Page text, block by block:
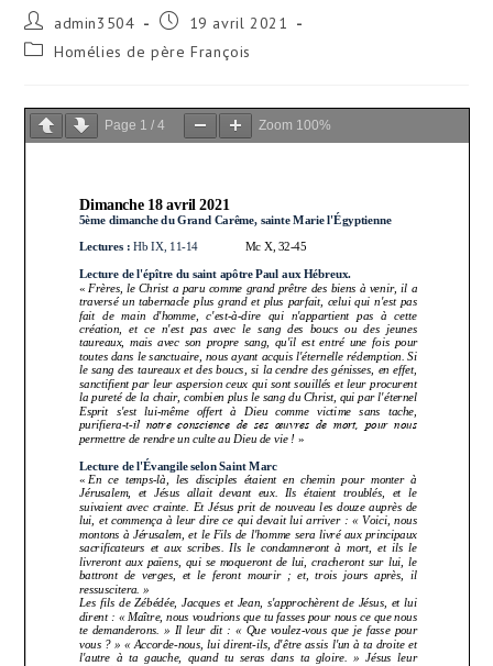
Auteur/autrice
de
la
admin3504
Publication
19 avril 2021
Post Homélies de père François
Page 1 /4 Zoom 100%